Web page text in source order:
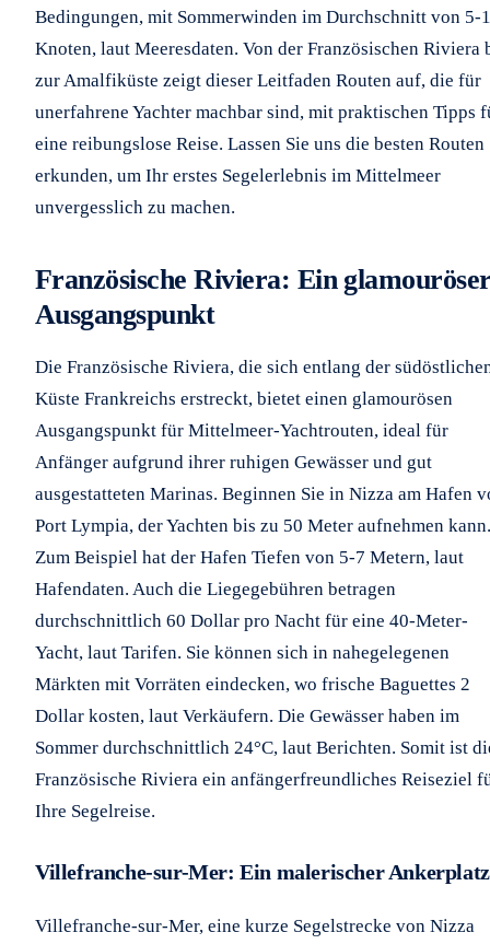
Bedingungen, mit Sommerwinden im Durchschnitt von 5-
Knoten, laut Meeresdaten. Von der Französischen Riviera
zur Amalfiküste zeigt dieser Leitfaden Routen auf, die für
unerfahrene Yachter machbar sind, mit praktischen Tipps
eine reibungslose Reise. Lassen Sie uns die besten Routen
erkunden, um Ihr erstes Segelerlebnis im Mittelmeer
unvergesslich zu machen.
Französische Riviera: Ein
Ausgangspunkt
Die Französische Riviera, die sich entlang der
Küste Frankreichs erstreckt, bietet einen glamourösen
Ausgangspunkt für Mittelmeer-Yachtrouten, ideal für
Anfänger aufgrund ihrer ruhigen Gewässer und gut
ausgestatteten Marinas. Beginnen Sie in Nizza am Hafen
Port Lympia, der Yachten bis zu 50 Meter aufnehmen kann.
Zum Beispiel hat der Hafen Tiefen von 5-7 Metern, laut
Hafendaten. Auch die Liegegebühren betragen
durchschnittlich 60 Dollar pro Nacht für eine 40-Meter-
Yacht, laut Tarifen. Sie können sich in nahegelegenen
Märkten mit Vorräten eindecken, wo frische Baguettes 2
Dollar kosten, laut Verkäufern. Die Gewässer haben im
Sommer durchschnittlich 24°C, laut Berichten. Somit ist
Französische Riviera ein anfängerfreundliches Reiseziel
Ihre Segelreise.
Villefranche-sur-Mer: Ein malerischer Ankerplatz
Villefranche-sur-Mer, eine kurze Segelstrecke von Nizza